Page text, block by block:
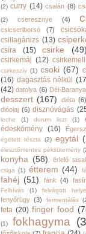
(2) curry (14) csalán (8)
(2)
cseresznye (4)
csicseriborsó (7)
csillagánizs (13)
csíra (15) csirke (49)
csirkemáj (12) csirkemell
csirkeszív (1) csoki (67)
(16) dagasztás nélkül
(42) datolya (6) Dél-Baranya
desszert (167) diéta (6)
dióolaj (6) disznóvágás
leche
(1) durum liszt (1)
édeskömény (16)
égetett tészta
(2) egytál
élesztőmentes péksütemény
konyha (58) érlelő
csiga (1) étterem (44)
fahéj (51) fánk (4)
Felhívás
(1) felvágott
fenyőrügy (3) fermentálás
feta (20) finger food
(1)
fokhagyma